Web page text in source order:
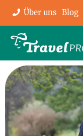
Über uns Blog